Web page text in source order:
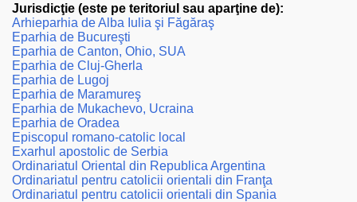
Jurisdicţie (este pe teritoriul sau aparţine de):
Arhieparhia de Alba Iulia şi Făgăraş
Eparhia de Bucureşti
Eparhia de Canton, Ohio, SUA
Eparhia de Cluj-Gherla
Eparhia de Lugoj
Eparhia de Maramureş
Eparhia de Mukachevo, Ucraina
Eparhia de Oradea
Episcopul romano-catolic local
Exarhul apostolic de Serbia
Ordinariatul Oriental din Republica Argentina
Ordinariatul pentru catolicii orientali din Franţa
Ordinariatul pentru catolicii orientali din Spania